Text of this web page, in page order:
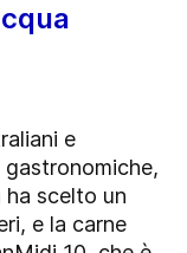
e
gastronomiche,
ha scelto un
e la carne